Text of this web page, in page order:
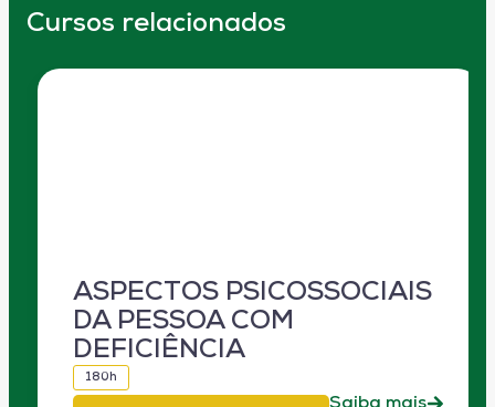
Cursos relacionados
ASPECTOS PSICOSSOCIAIS
DA PESSOA COM
DEFICIÊNCIA
180h